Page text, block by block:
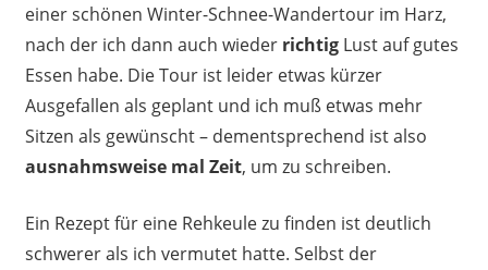
einer schönen Winter-Schnee-Wandertour im Harz,
nach der ich dann auch wieder richtigLust auf gutes
Essen habe. Die Tour ist leider etwas kürzer
Ausgefallen als geplant und ich muß etwas mehr
Sitzen als gewünscht – dementsprechend ist also
ausnahmsweise mal Zeit, um zu schreiben.
Ein Rezept für eine Rehkeule zu finden ist deutlich
schwerer als ich vermutet hatte. Selbst der